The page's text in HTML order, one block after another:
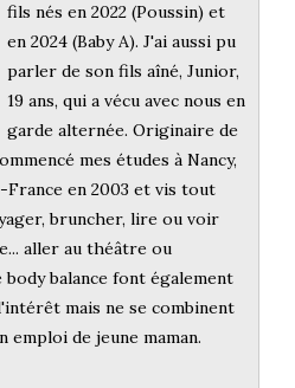
fils nés en 2022 (Poussin) et
en 2024 (Baby A). J'ai aussi pu
parler de son fils aîné, Junior,
19 ans, qui a vécu avec nous en
garde alternée. Originaire de
mes études à Nancy,
en 2003 et vis tout
bruncher, lire ou voir
aller au théâtre ou
balance font également
mais ne se combinent
emploi de jeune maman.